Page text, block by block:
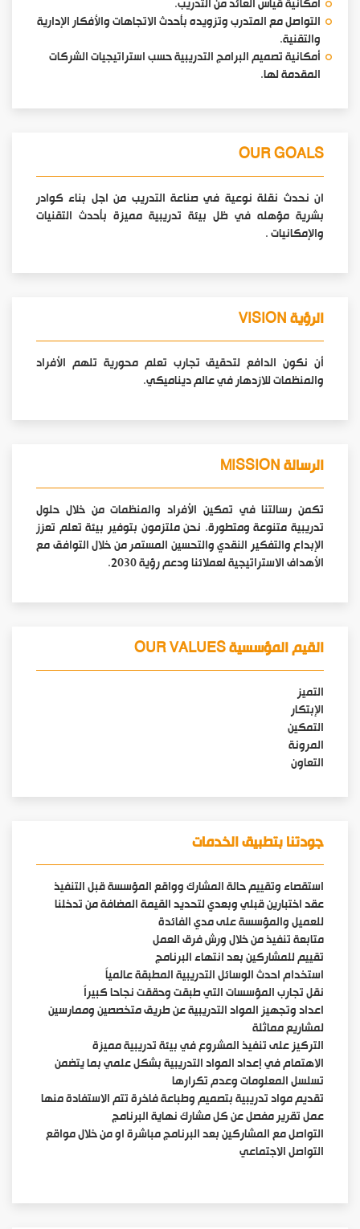
أمكانية قياس العائد من التدريب.
التواصل مع المتدرب وتزويده بأحدث الاتجاهات والأفكار الإدارية
والتقنية.
أمكانية تصميم البرامج التدريبية حسب استراتيجيات الشركات
المقدمة لها.
OUR GOALS
ان نحدث نقلة نوعية في صناعة التدريب من اجل بناء كوادر
بشرية مؤهله في ظل بيئة تدريبية مميزة بأحدث التقنيات
والإمكانيات .
الرؤية VISION
أن نكون الدافع لتحقيق تجارب تعلم محورية تلهم الأفراد
والمنظمات للازدهار في عالم ديناميكي.
الرسالة MISSION
تكمن رسالتنا في تمكين الأفراد والمنظمات من خلال حلول
تدريبية متنوعة ومتطورة. نحن ملتزمون بتوفير بيئة تعلم تعزز
الإبداع والتفكير النقدي والتحسين المستمر من خلال التوافق مع
الأهداف الاستراتيجية لعملائنا ودعم رؤية 2030.
القيم المؤسسية OUR VALUES
التميز
الإبتكار
التمكين
المرونة
التعاون
جودتنا بتطبيق الخدمات
استقصاء وتقييم حالة المشارك وواقع المؤسسة قبل التنفيذ
عقد اختبارين قبلي وبعدي لتحديد القيمة المضافة من تدخلنا
للعميل والمؤسسة على مدي الفائدة
متابعة تنفيذ من خلال ورش فرق العمل
تقييم للمشاركين بعد انتهاء البرنامج
استخدام احدث الوسائل التدريبية المطبقة عالمياً
نقل تجارب المؤسسات التي طبقت وحققت نجاحا كبيراً
اعداد وتجهيز المواد التدريبية عن طريق متخصصين وممارسين
لمشاريع مماثلة
التركيز على تنفيذ المشروع في بيئة تدريبية مميزة
الاهتمام في إعداد المواد التدريبية بشكل علمي بما يتضمن
تسلسل المعلومات وعدم تكرارها
تقديم مواد تدريبية بتصميم وطباعة فاخرة تتم الاستفادة منها
عمل تقرير مفصل عن كل مشارك نهاية البرنامج
التواصل مع المشاركين بعد البرنامج مباشرة او من خلال مواقع
التواصل الاجتماعي